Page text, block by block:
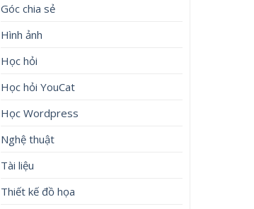
Góc chia sẻ
Hình ảnh
Học hỏi
Học hỏi YouCat
Học Wordpress
Nghệ thuật
Tài liệu
Thiết kế đồ họa